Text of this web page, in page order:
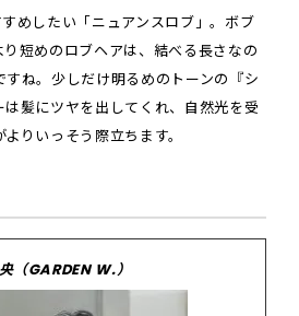
めしたい「ニュアンスロブ」。ボブ
短めのロブヘアは、結べる長さなの
ね。少しだけ明るめのトーンの『シ
髪にツヤを出してくれ、自然光を受
りいっそう際立ちます。
（GARDEN W.）